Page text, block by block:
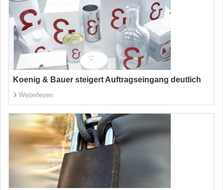
Koenig & Bauer steigert Auftragseingang deutlich
Weiterlesen